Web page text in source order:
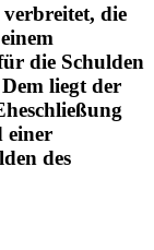
die
die Schulden
liegt der
einer
des